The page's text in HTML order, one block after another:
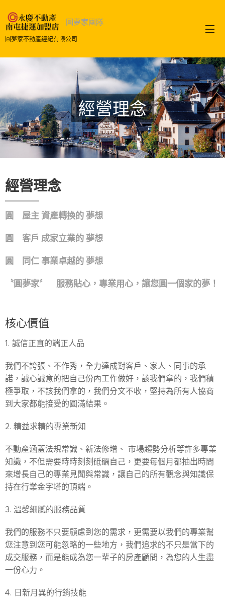
圓夢家團隊
圓夢家不動產經紀有限公司
經營理念
經營理念
圓 屋主 資產轉換的 夢想
圓 客戶 成家立業的 夢想
圓 同仁 事業卓越的 夢想
〝圓夢家〞 服務貼心，專業用心，讓您圓一個家的夢！
核心價值
1. 誠信正直的端正人品
我們不誇張、不作秀，全力達成對客戶、家人、同事的承
諾，誠心誠意的把自己份內工作做好，該我們拿的，我們積
極爭取，不該我們拿的，我們分文不收，堅持為所有人協商
到大家都能接受的圓滿結果。
2. 精益求精的專業新知
不動產涵蓋法規常識、新法修增、 市場趨勢分析等許多專業
知識，不但需要時時刻刻砥礪自己，更要每個月都抽出時間
來增長自己的專業見聞與常識，讓自己的所有觀念與知識保
持在行業金字塔的頂端。
3. 溫馨細膩的服務品質
我們的服務不只要顧慮到您的需求，更需要以我們的專業幫
您注意到您可能忽略的一些地方，我們追求的不只是當下的
成交服務，而是能成為您一輩子的房產顧問，為您的人生盡
一份心力。
4. 日新月異的行銷技能